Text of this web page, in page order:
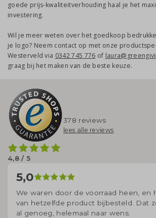
goede prijs-kwaliteitverhouding haal je het
investering.
Wil je meer weten over het goedkoop
je logo? Neem contact op met onze
Westerveld via 0342 745 776 of
graag bij het maken van de beste keuze.
4,8 / 5
378 reviews
lees alle reviews
5,0
We waren door de voorraad heen, en
van hetzelfde product bijbesteld. Dat
al genoeg, helemaal naar wens.